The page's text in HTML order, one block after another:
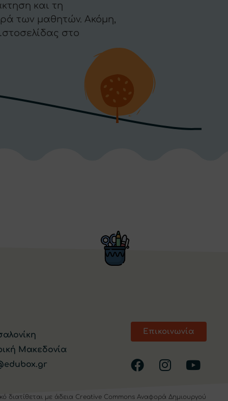
και τη
των μαθητών. Ακόμη,
στο
Μακεδονία
Επικοινωνία
διατίθεται με άδεια Creative Commons Αναφορά Δημιουργού